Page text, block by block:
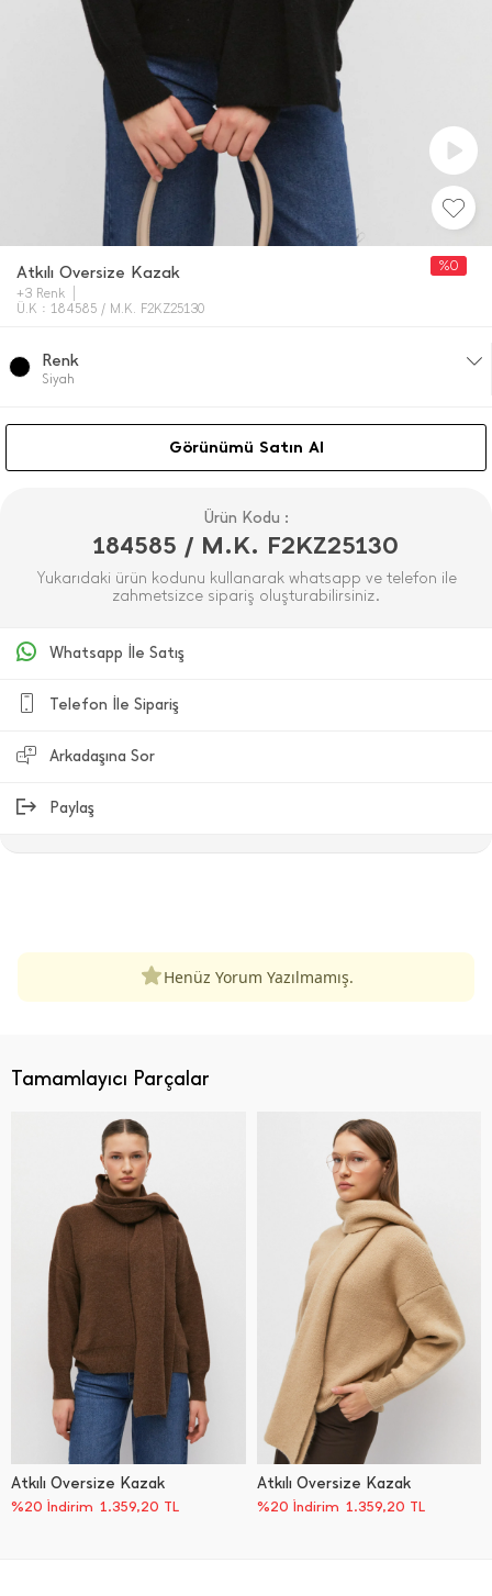
Atkılı Oversize Kazak
+3 Renk
Ü.K : 184585 / M.K. F2KZ25130
%0
Renk
Si̇yah
Görünümü Satın Al
Ürün Kodu :
184585 / M.K. F2KZ25130
Yukarıdaki ürün kodunu kullanarak whatsapp ve telefon ile
zahmetsizce sipariş oluşturabilirsiniz.
Whatsapp İle Satış
Telefon İle Sipariş
Arkadaşına Sor
Paylaş
Henüz Yorum Yazılmamış.
Tamamlayıcı Parçalar
Atkılı Oversize Kazak
%20 İndirim 1.359,20 TL
Atkılı Oversize Kazak
%20 İndirim 1.359,20 TL